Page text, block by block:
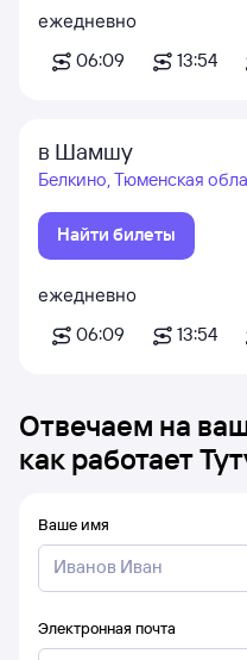
ежедневно
06:09
13:54
в Шамшу
Белкино, Тюменская
Найти билеты
ежедневно
06:09
13:54
Отвечаем на
как работает
Ваше имя
Электронная почта